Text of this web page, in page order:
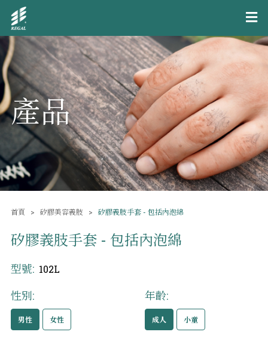
產品
首頁 矽膠美容義肢 矽膠義肢手套 - 包括內泡綿
矽膠義肢手套 - 包括內泡綿
型號: 102L
性別:
男性 女性
年齡:
成人 小童